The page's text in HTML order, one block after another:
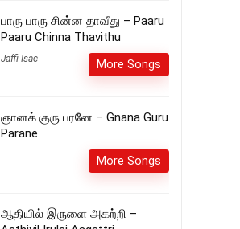
பாரு பாரு சின்ன தாவீது – Paaru
Paaru Chinna Thavithu
Jaffi Isac More Songs
ஞானக் குரு பரனே – Gnana Guru
Parane
More Songs
ஆதியில் இருளை அகற்றி –